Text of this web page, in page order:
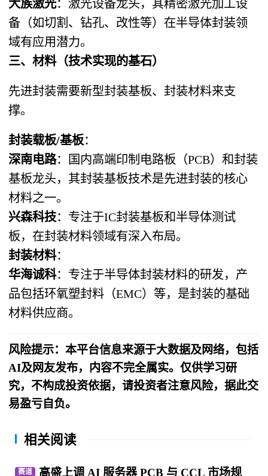
大族激光：激光设备龙头，其精密激光加工设
备（如切割、钻孔、改性等）在半导体封装领
域有应用潜力。
三、材料（技术实现的基石）
先进封装需要新型封装基板、封装材料来支
撑。
封装载板/基板：
深南电路：国内高端印制电路板（PCB）和封装
基板龙头，其封装基板技术是先进封装的核心
材料之一。
兴森科技：专注于IC封装基板和半导体测试
板，在封装材料领域有深入布局。
封装材料：
华海诚科：专注于半导体封装材料的研发，产
品包括环氧塑封料（EMC）等，是封装的基础
材料供应商。
风险提示：本平台信息来源于大数据及网络，包括
AI及网友发布，内容不完全属实。仅供学习研
究，不构成投资依据，请投资者注意风险，据此交
易盈亏自负。
相关阅读
赛道 高盛上调 AI 服务器 PCB 与 CCL 市场规